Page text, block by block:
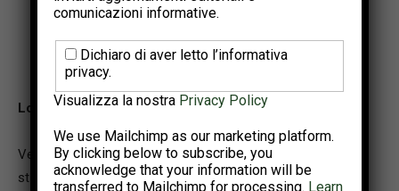
difformità rilevata.
Lo stordimento elettrico in macello
Vediamo adesso cosa dice la normativa europea circa lo
stordimento elettrico in macello.
comunicazioni informative.
Dichiaro di aver letto l’informativa
privacy.
Visualizza la nostra Privacy Policy
We use Mailchimp as our marketing platform.
By clicking below to subscribe, you
acknowledge that your information will be
transferred to Mailchimp for processing. Learn